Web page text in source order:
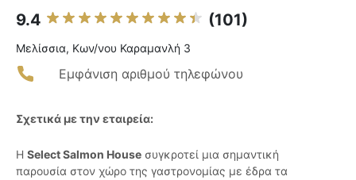
9.4 (101)
Μελίσσια, Κων/νου Καραμανλή 3
Εμφάνιση αριθμού τηλεφώνου
Σχετικά με την εταιρεία:
Η Select Salmon House συγκροτεί μια σημαντική
παρουσία στον χώρο της γαστρονομίας με έδρα τα